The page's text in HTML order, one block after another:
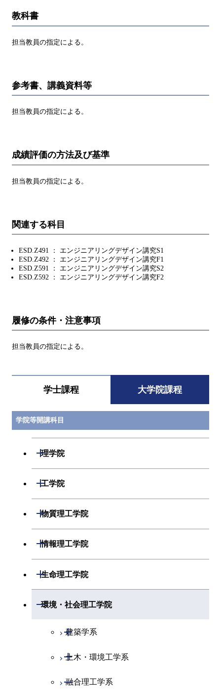
教科書
担当教員の指定による。
参考書、講義資料等
担当教員の指定による。
成績評価の方法及び基準
担当教員の指定による。
関連する科目
ESD.Z491 ： エンジニアリングデザイン講究S1
ESD.Z492 ： エンジニアリングデザイン講究F1
ESD.Z591 ： エンジニアリングデザイン講究S2
ESD.Z592 ： エンジニアリングデザイン講究F2
履修の条件・注意事項
担当教員の指定による。
学士課程 大学院課程
学院等開講科目
理学院
開閉
物理学コース
化学系
開閉
エネルギー・情報コース
物質・情報卓越コース
地球生命コース
専門科目
工学院
開閉
機械系
開閉
エネルギーコース
エンジニアリングデザイン
ース
原子核工学コース
システム制御コース
電気電子系
開閉
エネルギーコース
エネルギー・情報コース
ライフエンジニアリングコ
情報通信コース
エンジニアリングデザイン
ース
経営工学系
開閉
経営工学コース
エンジニアリングデザイン
専門科目
物質理工学院
開閉
材料系
開閉
エネルギーコース
ース
原子核工学コース
応用化学コース
ース
専門科目
情報理工学院
開閉
数理・計算科学系
開閉
ース
知能情報コース
生命理工学院
開閉
生命理工学系
開閉
生命理工学コース
ライフエンジニアリングコ
専門科目
環境・社会理工学院
開閉
建築学系
開閉
建築学コース
エンジニアリングデザイン
土木・環境工学系
開閉
土木工学コース
融合理工学系
開閉